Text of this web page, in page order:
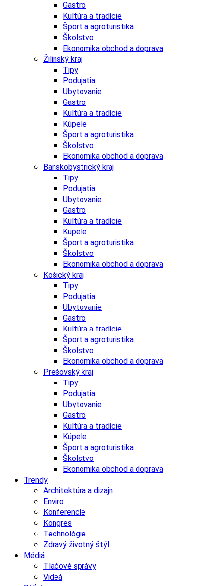
Gastro
Kultúra a tradície
Šport a agroturistika
Školstvo
Ekonomika obchod a doprava
Žilinský kraj
Tipy
Podujatia
Ubytovanie
Gastro
Kultúra a tradície
Kúpele
Šport a agroturistika
Školstvo
Ekonomika obchod a doprava
Banskobystrický kraj
Tipy
Podujatia
Ubytovanie
Gastro
Kultúra a tradície
Kúpele
Šport a agroturistika
Školstvo
Ekonomika obchod a doprava
Košický kraj
Tipy
Podujatia
Ubytovanie
Gastro
Kultúra a tradície
Šport a agroturistika
Školstvo
Ekonomika obchod a doprava
Prešovský kraj
Tipy
Podujatia
Ubytovanie
Gastro
Kultúra a tradície
Kúpele
Šport a agroturistika
Školstvo
Ekonomika obchod a doprava
Trendy
Architektúra a dizajn
Enviro
Konferencie
Kongres
Technológie
Zdravý životný štýl
Médiá
Tlačové správy
Videá